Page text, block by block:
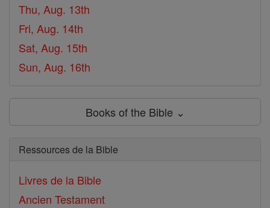
Thu, Aug. 13th
Fri, Aug. 14th
Sat, Aug. 15th
Sun, Aug. 16th
Books of the Bible ⌄
Ressources de la Bible
Livres de la Bible
Ancien Testament